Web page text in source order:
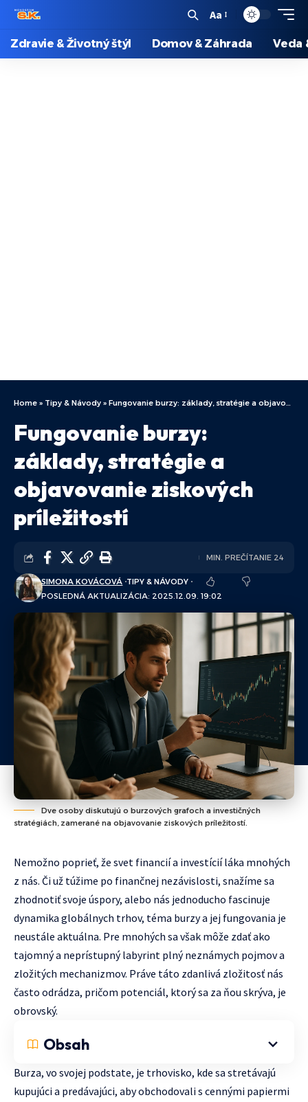
Aa
Zdravie & Životný štýl Domov & Záhrada Veda
Home » Tipy & Návody » Fungovanie burzy: základy, stratégie a objavovanie ziskových príležitostí
Fungovanie burzy:
základy, stratégie a
objavovanie ziskových
príležitostí
POSLEDNÁ AKTUALIZÁCIA: 2025.12.09. 19:02
SIMONA KOVÁCOVÁ TIPY & NÁVODY
MIN. PREČÍTANIE 24
Dve osoby diskutujú o burzových grafoch a investičných
stratégiách, zamerané na objavovanie ziskových príležitostí.
Nemožno poprieť, že svet financií a investícií láka mnohých
z nás. Či už túžime po finančnej nezávislosti, snažíme sa
zhodnotiť svoje úspory, alebo nás jednoducho fascinuje
dynamika globálnych trhov, téma burzy a jej fungovania je
neustále aktuálna. Pre mnohých sa však môže zdať ako
tajomný a neprístupný labyrint plný neznámych pojmov a
zložitých mechanizmov. Práve táto zdanlivá zložitosť nás
často odrádza, pričom potenciál, ktorý sa za ňou skrýva, je
obrovský.
Obsah
Burza, vo svojej podstate, je trhovisko, kde sa stretávajú
kupujúci a predávajúci, aby obchodovali s cennými papiermi